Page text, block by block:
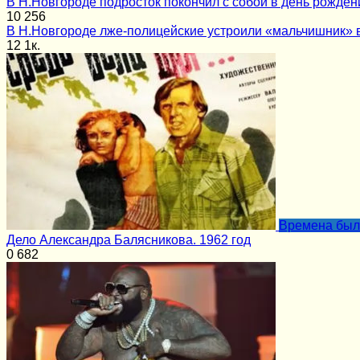
10 256
В Н.Новгороде лже-полицейские устроили «мальчишник»
12 1к.
Времена
Дело Александра Балясникова. 1962 год
0 682